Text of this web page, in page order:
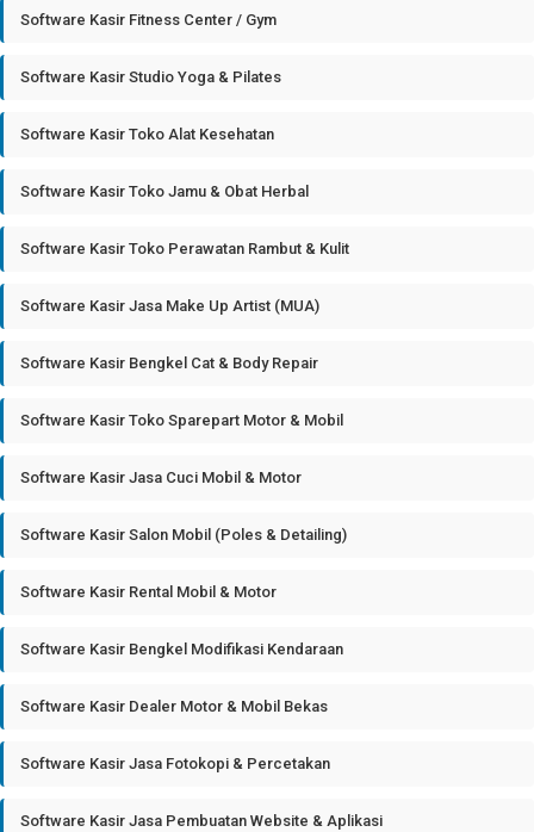
Software Kasir Fitness Center / Gym
Software Kasir Studio Yoga & Pilates
Software Kasir Toko Alat Kesehatan
Software Kasir Toko Jamu & Obat Herbal
Software Kasir Toko Perawatan Rambut & Kulit
Software Kasir Jasa Make Up Artist (MUA)
Software Kasir Bengkel Cat & Body Repair
Software Kasir Toko Sparepart Motor & Mobil
Software Kasir Jasa Cuci Mobil & Motor
Software Kasir Salon Mobil (Poles & Detailing)
Software Kasir Rental Mobil & Motor
Software Kasir Bengkel Modifikasi Kendaraan
Software Kasir Dealer Motor & Mobil Bekas
Software Kasir Jasa Fotokopi & Percetakan
Software Kasir Jasa Pembuatan Website & Aplikasi